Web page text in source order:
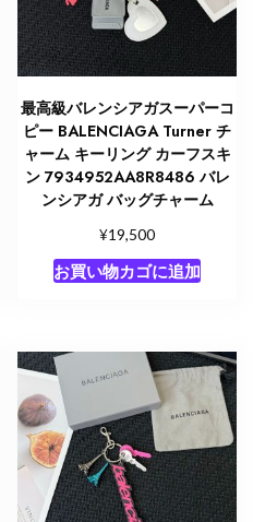
最高級バレンシアガスーパーコ
ピー BALENCIAGA Turner チ
ャーム キーリング カーフスキ
ン 7934952AA8R8486 バレ
ンシアガ バッグチャーム
¥19,500
お買い物カゴに追加